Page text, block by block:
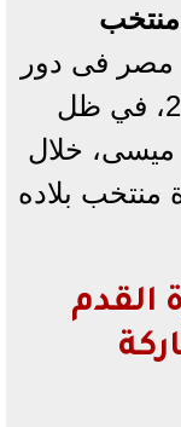
منتخب
مصر فى دور
2026، في ظل
ميسى، خلال
منتخب بلاده
القدم